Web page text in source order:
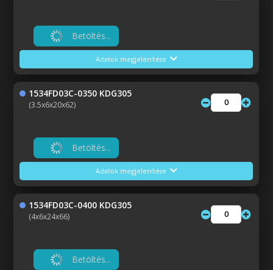
Betöltés...
Adatok megjelenítése
1534FD03C-0350 KDG305
(3.5x6x20x62)
Betöltés...
Adatok megjelenítése
1534FD03C-0400 KDG305
(4x6x24x66)
Betöltés...